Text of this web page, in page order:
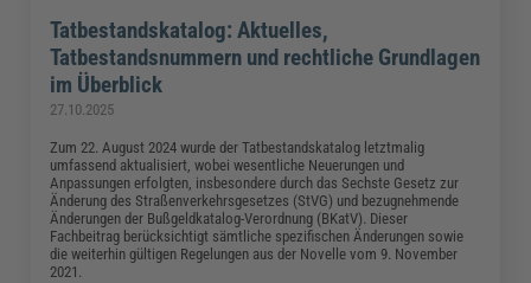
Tatbestandskatalog: Aktuelles,
Tatbestandsnummern und rechtliche Grundlagen
im Überblick
27.10.2025
Zum 22. August 2024 wurde der Tatbestandskatalog letztmalig
umfassend aktualisiert, wobei wesentliche Neuerungen und
Anpassungen erfolgten, insbesondere durch das Sechste Gesetz zur
Änderung des Straßenverkehrsgesetzes (StVG) und bezugnehmende
Änderungen der Bußgeldkatalog-Verordnung (BKatV). Dieser
Fachbeitrag berücksichtigt sämtliche spezifischen Änderungen sowie
die weiterhin gültigen Regelungen aus der Novelle vom 9. November
2021.